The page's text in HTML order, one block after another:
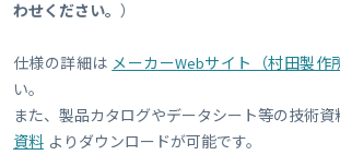
わせください。 ）
仕様の詳細は メーカーWebサイト（村田製作
い。
また、製品カタログやデータシート等の技術資
資料 よりダウンロードが可能です。